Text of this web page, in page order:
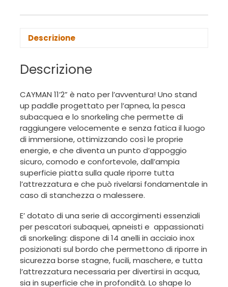
Descrizione
Descrizione
CAYMAN 11’2” è nato per l’avventura! Uno stand
up paddle progettato per l’apnea, la pesca
subacquea e lo snorkeling che permette di
raggiungere velocemente e senza fatica il luogo
di immersione, ottimizzando così le proprie
energie, e che diventa un punto d’appoggio
sicuro, comodo e confortevole, dall’ampia
superficie piatta sulla quale riporre tutta
l’attrezzatura e che può rivelarsi fondamentale in
caso di stanchezza o malessere.
E’ dotato di una serie di accorgimenti essenziali
per pescatori subaquei, apneisti e appassionati
di snorkeling: dispone di 14 anelli in acciaio inox
posizionati sul bordo che permettono di riporre in
sicurezza borse stagne, fucili, maschere, e tutta
l’attrezzatura necessaria per divertirsi in acqua,
sia in superficie che in profondità. Lo shape lo